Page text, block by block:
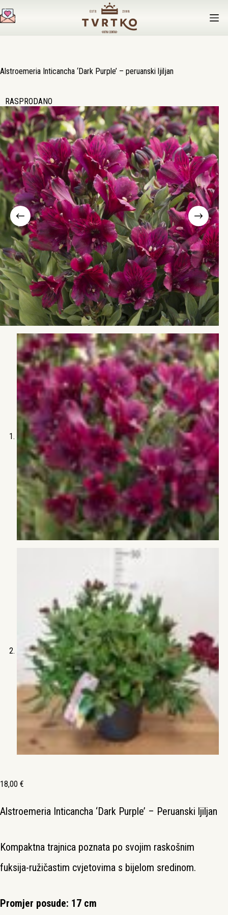
na
sadržaj
Alstroemeria Inticancha ‘Dark Purple’ – peruanski ljiljan
RASPRODANO
18,00 €
Alstroemeria Inticancha ‘Dark Purple’ – Peruanski ljiljan
Kompaktna trajnica poznata po svojim raskošnim
fuksija-ružičastim cvjetovima s bijelom sredinom.
Promjer posude: 17 cm